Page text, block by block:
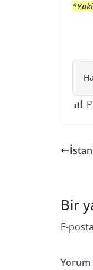
*
Bir
E-
Yorum